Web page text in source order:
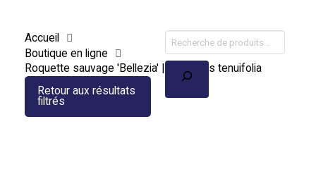
Accueil
Boutique en ligne
Roquette sauvage 'Bellezia' | Diplotaxis tenuifolia
Retour aux résultats
filtrés
Recherche